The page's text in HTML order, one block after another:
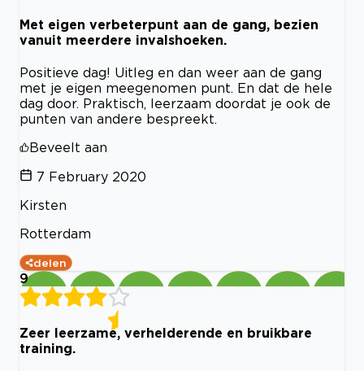
Met eigen verbeterpunt aan de gang, bezien
vanuit meerdere invalshoeken.
Positieve dag! Uitleg en dan weer aan de gang
met je eigen meegenomen punt. En dat de hele
dag door. Praktisch, leerzaam doordat je ook de
punten van andere bespreekt.
Beveelt aan
7 February 2020
Kirsten
Rotterdam
delen
9
Zeer leerzame, verhelderende en bruikbare
training.